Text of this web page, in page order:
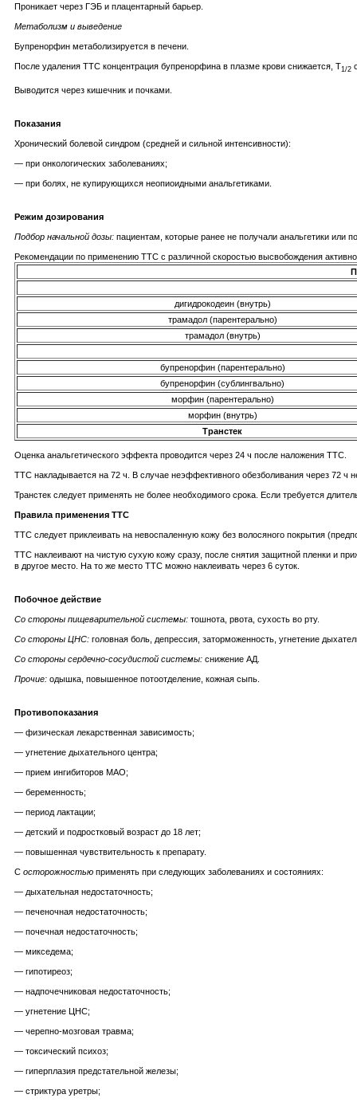
Проникает через ГЭБ и плацентарный барьер.
Метаболизм и выведение
Бупренорфин метаболизируется в печени.
После удаления ТТС концентрация бупренорфина в плазме крови снижается, T1/2
Выводится через кишечник и почками.
Показания
Хронический болевой синдром (средней и сильной интенсивности):
— при онкологических заболеваниях;
— при болях, не купирующихся неопиоидными анальгетиками.
Режим дозирования
Подбор начальной дозы: пациентам, которые ранее не получали анальгетики или
Рекомендации по применению ТТС с различной скоростью высвобождения
дигидрокодеин (внутрь)
трамадол (парентерально)
трамадол (внутрь)
бупренорфин (парентерально)
бупренорфин (сублингвально)
морфин (парентерально)
морфин (внутрь)
Транстек
Оценка анальгетического эффекта проводится через 24 ч после наложения ТТС.
ТТС накладывается на 72 ч. В случае неэффективного обезболивания через 72
Транстек следует применять не более необходимого срока. Если требуется
Правила применения ТТС
ТTC следует приклеивать на невоспаленную кожу без волосяного покрытия
ТТС наклеивают на чистую сухую кожу сразу, после снятия защитной пленки и
в другое место. На то же место ТТС можно наклеивать через 6 суток.
Побочное действие
Со стороны пищеварительной системы: тошнота, рвота, сухость во рту.
Со стороны ЦНС: головная боль, депрессия, заторможенность, угнетение
Со стороны сердечно-сосудистой системы: снижение АД.
Прочие: одышка, повышенное потоотделение, кожная сыпь.
Противопоказания
— физическая лекарственная зависимость;
— угнетение дыхательного центра;
— прием ингибиторов МАО;
— беременность;
— период лактации;
— детский и подростковый возраст до 18 лет;
— повышенная чувствительность к препарату.
С осторожностью применять при следующих заболеваниях и состояниях:
— дыхательная недостаточность;
— печеночная недостаточность;
— почечная недостаточность;
— микседема;
— гипотиреоз;
— надпочечниковая недостаточность;
— угнетение ЦНС;
— черепно-мозговая травма;
— токсический психоз;
— гиперплазия предстательной железы;
— стриктура уретры;